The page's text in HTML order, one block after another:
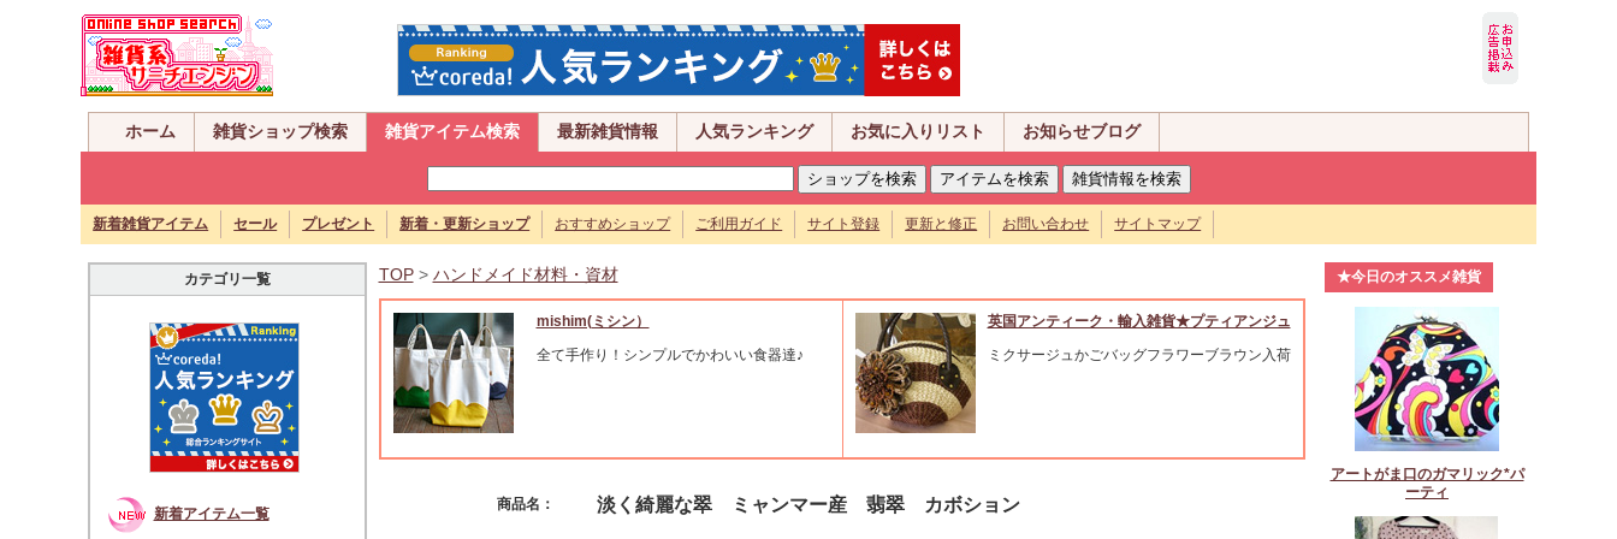
ホーム 雑貨ショップ検索 雑貨アイテム検索 最新雑貨情報 人気ランキング お気に入りリスト お知らせブログ
新着雑貨アイテム セール プレゼント 新着・更新ショップ おすすめショップ ご利用ガイド サイト登録 更新と修正 お問い合わせ サイトマップ
カテゴリ一覧
新着アイテム一覧
TOP> ハンドメイド材料・資材
mishim(ミシン）
全て手作り！シンプルでかわいい食器達♪
英国アンティーク・輸入雑貨★プティアンジュ
ミクサージュかごバッグフラワーブラウン入荷
商品名： 淡く綺麗な翠 ミャンマー産 翡翠 カボション
★今日のオススメ雑貨
アートがま口のガマリック*パ
ーティ